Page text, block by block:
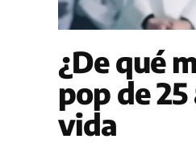
¿De qué
pop de
vida